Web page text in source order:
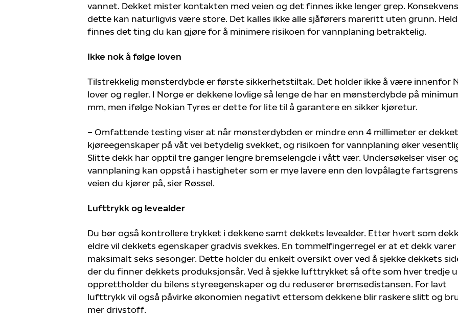
vannet. Dekket mister kontakten med veien og det finnes ikke lenger grep.
dette kan naturligvis være store. Det kalles ikke alle sjåførers mareritt uten grunn.
finnes det ting du kan gjøre for å minimere risikoen for vannplaning betraktelig.
Ikke nok å følge loven
Tilstrekkelig mønsterdybde er første sikkerhetstiltak. Det holder ikke å være innenfor
lover og regler. I Norge er dekkene lovlige så lenge de har en mønsterdybde på
mm, men ifølge Nokian Tyres er dette for lite til å garantere en sikker kjøretur.
– Omfattende testing viser at når mønsterdybden er mindre enn 4 millimeter er
kjøreegenskaper på våt vei betydelig svekket, og risikoen for vannplaning øker
Slitte dekk har opptil tre ganger lengre bremselengde i vått vær. Undersøkelser viser
vannplaning kan oppstå i hastigheter som er mye lavere enn den lovpålagte
veien du kjører på, sier Røssel.
Lufttrykk og levealder
Du bør også kontrollere trykket i dekkene samt dekkets levealder. Etter hvert som
eldre vil dekkets egenskaper gradvis svekkes. En tommelfingerregel er at et dekk varer
maksimalt seks sesonger. Dette holder du enkelt oversikt over ved å sjekke dekkets
der du finner dekkets produksjonsår. Ved å sjekke lufttrykket så ofte som hver tredje
opprettholder du bilens styreegenskaper og du reduserer bremsedistansen. For lavt
lufttrykk vil også påvirke økonomien negativt ettersom dekkene blir raskere slitt og
mer drivstoff.